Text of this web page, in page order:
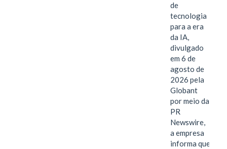
de
tecnologia
para a era
da IA,
divulgado
em 6 de
agosto de
2026 pela
Globant
por meio da
PR
Newswire,
a empresa
informa que